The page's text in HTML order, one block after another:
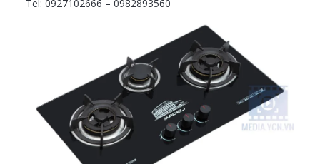
Tel: 0927102666 – 0982893560